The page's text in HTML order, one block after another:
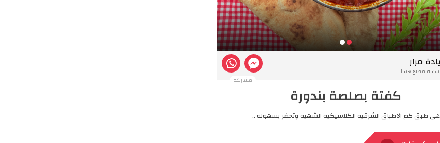
مرار
مطبخ هسا
مشاركة
كفتة بصلصة بندورة
هي طبق كم الاطباق الشرقيه الكلاسيكيه الشهيه وتحضر بسهوله ..